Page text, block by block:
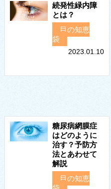
続発性緑内障
とは？
目の知恵
袋
2023.01.10
糖尿病網膜症
はどのように
治す？予防方
法とあわせて
解説
目の知恵